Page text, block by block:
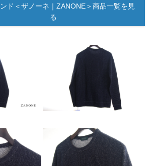
ド＜ザノーネ｜ZANONE＞商品一覧を見
る